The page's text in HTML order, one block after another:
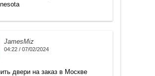
JamesMiz
04:22 / 07/02/2024
двери на заказ в Москве